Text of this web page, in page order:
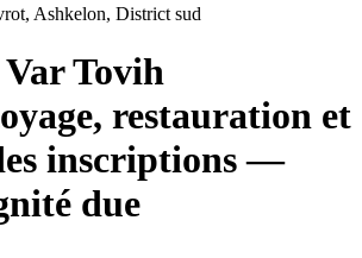
Ashkelon, District sud
Var Tovih
restauration et
inscriptions —
due